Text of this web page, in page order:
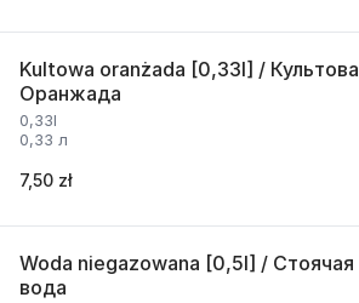
Kultowa oranżada [0,33l] / Культова
Оранжада
0,33l
0,33 л
7,50 zł
Woda niegazowana [0,5l] / Стоячая
вода